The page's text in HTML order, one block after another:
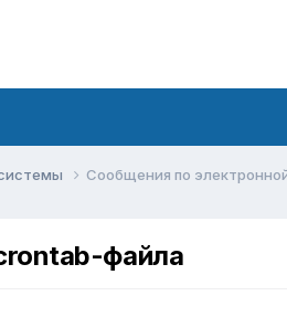
Сообщения по
файла